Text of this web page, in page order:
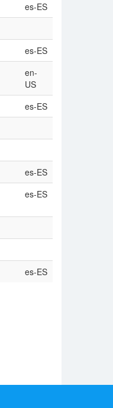
es-ES
es-ES
en-
US
es-ES
es-ES
es-ES
es-ES